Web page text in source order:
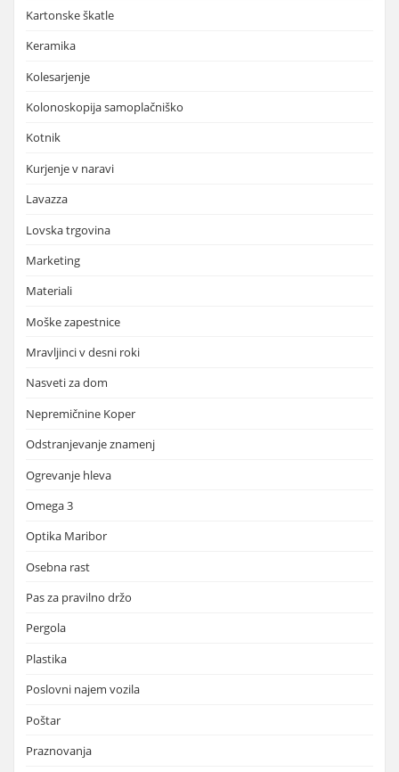
Kartonske škatle
Keramika
Kolesarjenje
Kolonoskopija samoplačniško
Kotnik
Kurjenje v naravi
Lavazza
Lovska trgovina
Marketing
Materiali
Moške zapestnice
Mravljinci v desni roki
Nasveti za dom
Nepremičnine Koper
Odstranjevanje znamenj
Ogrevanje hleva
Omega 3
Optika Maribor
Osebna rast
Pas za pravilno držo
Pergola
Plastika
Poslovni najem vozila
Poštar
Praznovanja